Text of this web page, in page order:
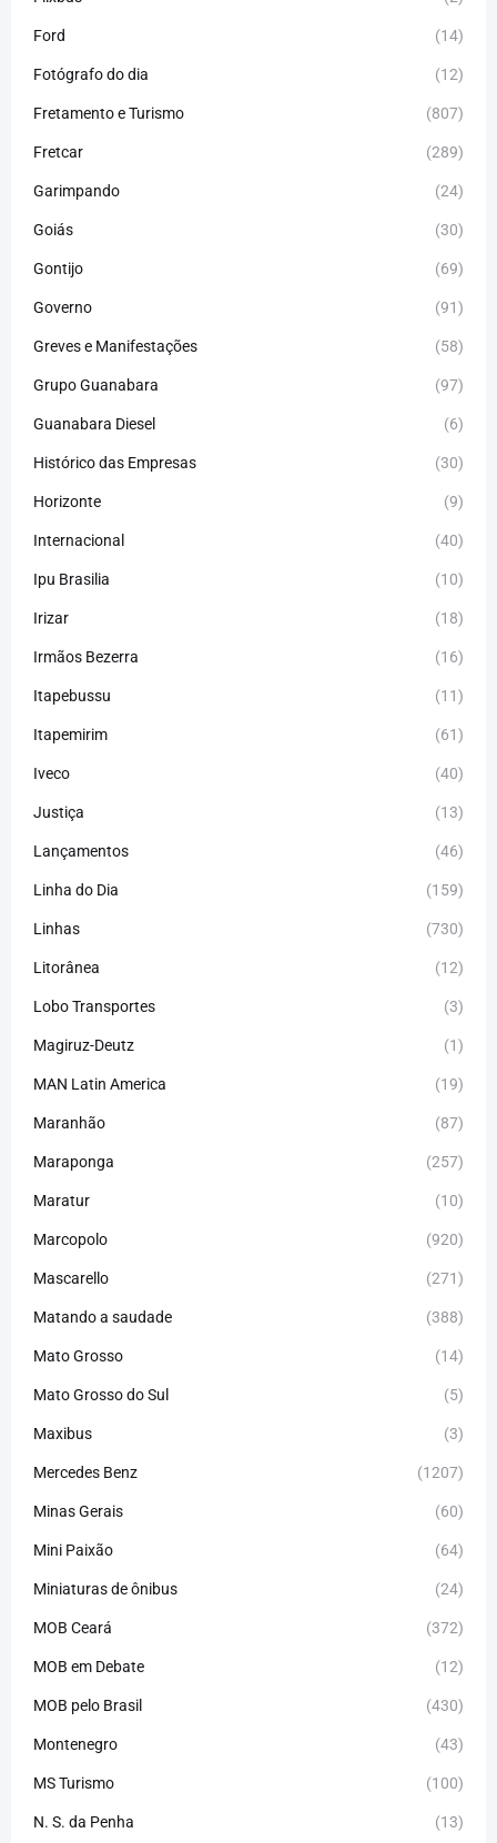
Ford (14)
Fotógrafo do dia (12)
Fretamento e Turismo (807)
Fretcar (289)
Garimpando (24)
Goiás (30)
Gontijo (69)
Governo (91)
Greves e Manifestações (58)
Grupo Guanabara (97)
Guanabara Diesel (6)
Histórico das Empresas (30)
Horizonte (9)
Internacional (40)
Ipu Brasilia (10)
Irizar (18)
Irmãos Bezerra (16)
Itapebussu (11)
Itapemirim (61)
Iveco (40)
Justiça (13)
Lançamentos (46)
Linha do Dia (159)
Linhas (730)
Litorânea (12)
Lobo Transportes (3)
Magiruz-Deutz (1)
MAN Latin America (19)
Maranhão (87)
Maraponga (257)
Maratur (10)
Marcopolo (920)
Mascarello (271)
Matando a saudade (388)
Mato Grosso (14)
Mato Grosso do Sul (5)
Maxibus (3)
Mercedes Benz (1207)
Minas Gerais (60)
Mini Paixão (64)
Miniaturas de ônibus (24)
MOB Ceará (372)
MOB em Debate (12)
MOB pelo Brasil (430)
Montenegro (43)
MS Turismo (100)
N. S. da Penha (13)